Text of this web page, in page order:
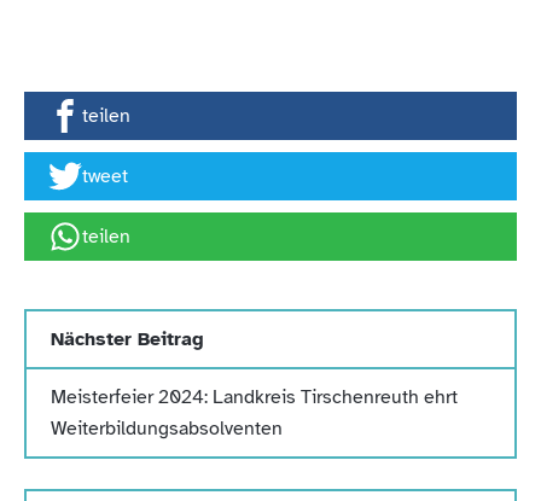
teilen
tweet
teilen
Nächster Beitrag
Meisterfeier 2024: Landkreis Tirschenreuth ehrt
Weiterbildungsabsolventen